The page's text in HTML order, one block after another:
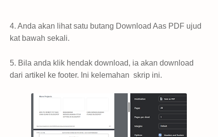
4. Anda akan lihat satu butang Download Aas PDF ujud
kat bawah sekali.
5. Bila anda klik hendak download, ia akan download
dari artikel ke footer. Ini kelemahan skrip ini.